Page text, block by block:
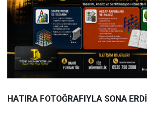
HATIRA FOTOĞRAFIYLA SONA ERDİ